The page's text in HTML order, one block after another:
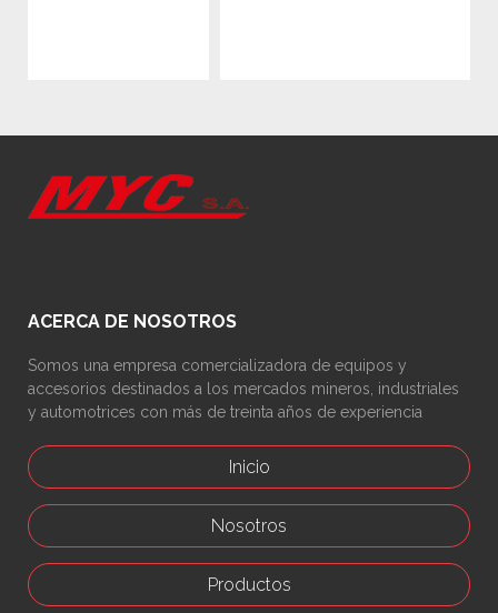
ACERCA DE NOSOTROS
Somos una empresa comercializadora de equipos y
accesorios destinados a los mercados mineros, industriales
y automotrices con más de treinta años de experiencia
Inicio
Nosotros
Productos